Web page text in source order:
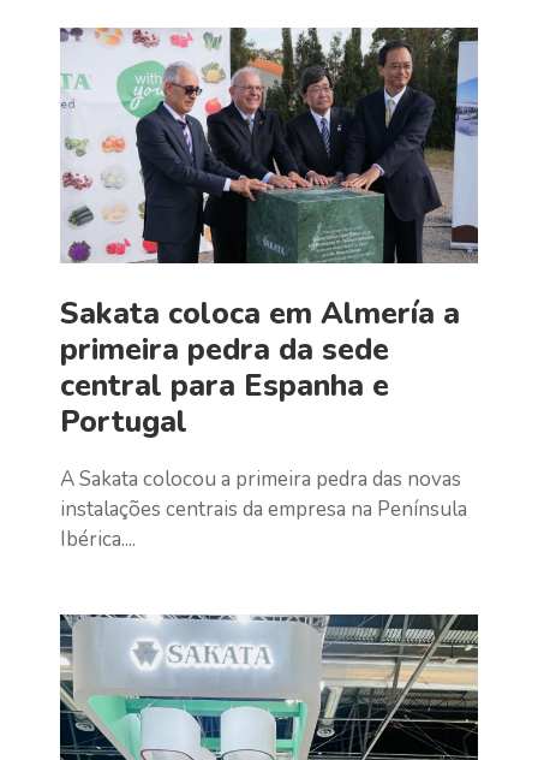
Sakata coloca em Almería a
primeira pedra da sede
central para Espanha e
Portugal
A Sakata colocou a primeira pedra das novas
instalações centrais da empresa na Península
Ibérica....